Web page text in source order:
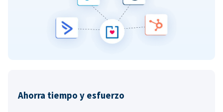
Ahorra tiempo y esfuerzo